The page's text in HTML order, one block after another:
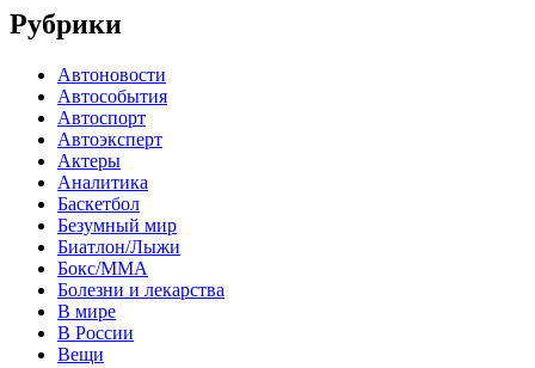
Рубрики
Автоновости
Автособытия
Автоспорт
Автоэксперт
Актеры
Аналитика
Баскетбол
Безумный мир
Биатлон/Лыжи
Бокс/MMA
Болезни и лекарства
В мире
В России
Вещи